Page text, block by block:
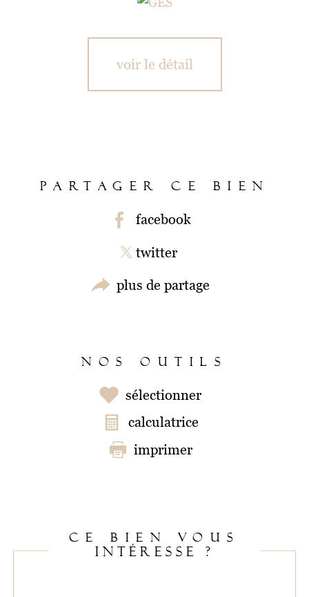
voir le détail
PARTAGER CE BIEN
facebook
twitter
plus de partage
NOS OUTILS
sélectionner
calculatrice
imprimer
CE BIEN VOUS
INTÉRESSE ?